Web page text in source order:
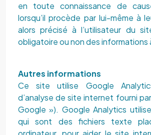
en toute connaissance de
lorsqu’il procède par lui-même à
alors précisé à l’utilisateur du
obligatoire ou non des informations
Autres informations
Ce site utilise Google
d’analyse de site internet fourni
Google »). Google Analytics
qui sont des fichiers texte